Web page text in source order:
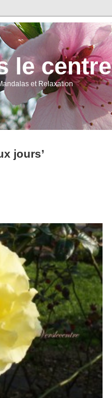
le centre
et Relaxation
jours’